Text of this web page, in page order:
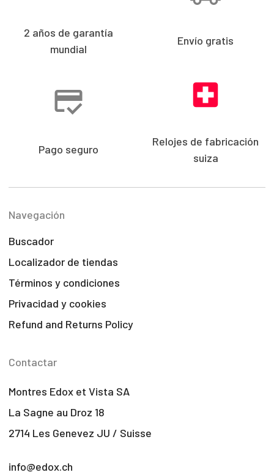
2 años de garantía
mundial
Envío gratis
Pago seguro
Relojes de fabricación
suiza
Navegación
Buscador
Localizador de tiendas
Términos y condiciones
Privacidad y cookies
Refund and Returns Policy
Contactar
Montres Edox et Vista SA
La Sagne au Droz 18
2714 Les Genevez JU / Suisse
info@edox.ch